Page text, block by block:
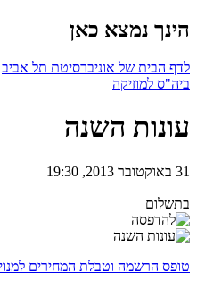
הינך נמצא כאן
לדף הבית של אוניברסיטת תל אביב
ביה"ס למוזיקה
עונות השנה
31 באוקטובר 2013, 19:30
בתשלום
טופס הרשמה וטבלת המחירים